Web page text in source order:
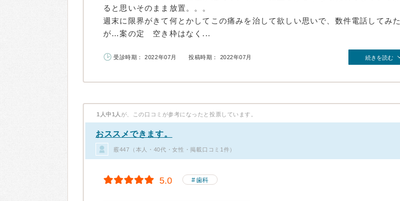
ると思いそのまま放置。。。
週末に限界がきて何とかしてこの痛みを治して欲しい思いで、数件電話してみた
が…案の定 空き枠はなく...
受診時期： 2022年07月 投稿時期： 2022年07月 続きを読む
1人中1人 が、この口コミが参考になったと投票しています。
おススメできます。
霰447（本人・40代・女性・掲載口コミ1件）
5.0 歯科